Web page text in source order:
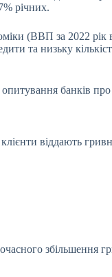
річних.
(ВВП за 2022 рік
та низьку
банків
віддають
збільшення